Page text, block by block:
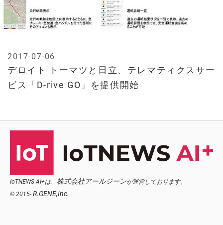
デロイト トーマツと日立、テレマティクスサー
ビス「D-rive GO」を提供開始
2017-07-06
IoTNEWS AI+は、 株式会社アールジーンが運営しております。
© 2015- R.GENE,Inc.